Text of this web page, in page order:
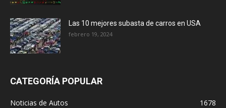
Las 10 mejores subasta de carros en USA
febrero 19, 2024
CATEGORÍA POPULAR
Noticias de Autos
1678